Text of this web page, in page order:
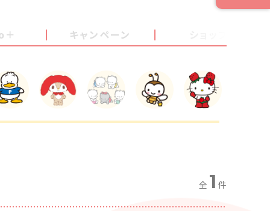
キャンペーン
全 1 件